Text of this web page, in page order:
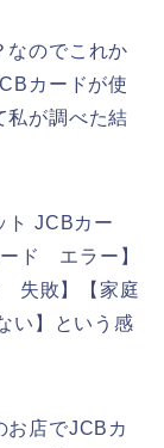
なのでこれか
カードが使
私が調べた結
ト JCBカー
ド エラー】
失敗】【家庭
い】という感
お店でJCBカ